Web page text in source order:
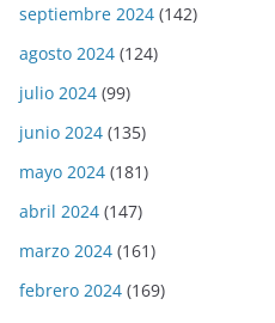
septiembre 2024 (142)
agosto 2024 (124)
julio 2024 (99)
junio 2024 (135)
mayo 2024 (181)
abril 2024 (147)
marzo 2024 (161)
febrero 2024 (169)